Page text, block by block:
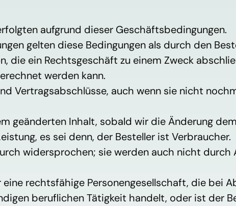
aufgrund dieser Geschäftsbedingungen.
gelten diese Bedingungen als durch den
die ein Rechtsgeschäft zu einem Zweck
werden kann.
Vertragsabschlüsse, auch wenn sie nicht
geänderten Inhalt, sobald wir die Änderung
es sei denn, der Besteller ist Verbraucher.
widersprochen; sie werden auch nicht durch
rechtsfähige Personengesellschaft, die bei
beruflichen Tätigkeit handelt, oder ist der